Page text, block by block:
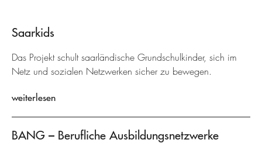
Saarkids
Das Projekt schult saarländische Grundschulkinder, sich im
Netz und sozialen Netzwerken sicher zu bewegen.
weiterlesen
BANG – Berufliche Ausbildungsnetzwerke